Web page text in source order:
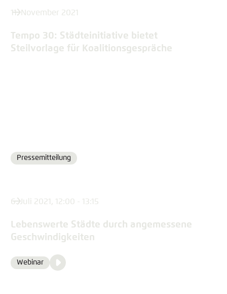
11. November 2021
Tempo 30: Städteinitiative bietet
Steilvorlage für Koalitionsgespräche
Format
Pressemitteilung
6. Juli 2021, 12:00 - 13:15
Lebenswerte Städte durch angemessene
Geschwindigkeiten
Format
Webinar
Media
Video